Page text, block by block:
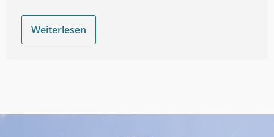
Weiterlesen